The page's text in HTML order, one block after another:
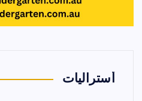
أستراليات